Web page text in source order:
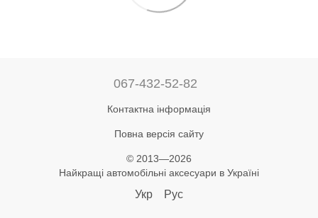
067-432-52-82
Контактна інформація
Повна версія сайту
© 2013—2026
Найкращі автомобільні аксесуари в Україні
Укр Рус